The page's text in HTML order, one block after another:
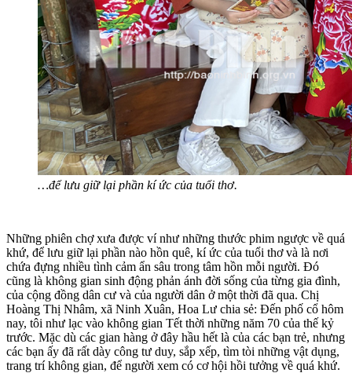
…để lưu giữ lại phần kí ức của tuổi thơ.
Những phiên chợ xưa được ví như những thước phim ngược về quá
khứ, để lưu giữ lại phần nào hồn quê, kí ức của tuổi thơ và là nơi
chứa đựng nhiều tình cảm ẩn sâu trong tâm hồn mỗi người. Đó
cũng là không gian sinh động phản ánh đời sống của từng gia đình,
của cộng đồng dân cư và của người dân ở một thời đã qua. Chị
Hoàng Thị Nhâm, xã Ninh Xuân, Hoa Lư chia sẻ: Đến phố cổ hôm
nay, tôi như lạc vào không gian Tết thời những năm 70 của thế kỷ
trước. Mặc dù các gian hàng ở đây hầu hết là của các bạn trẻ, nhưng
các bạn ấy đã rất dày công tư duy, sắp xếp, tìm tòi những vật dụng,
trang trí không gian, để người xem có cơ hội hồi tưởng về quá khứ.